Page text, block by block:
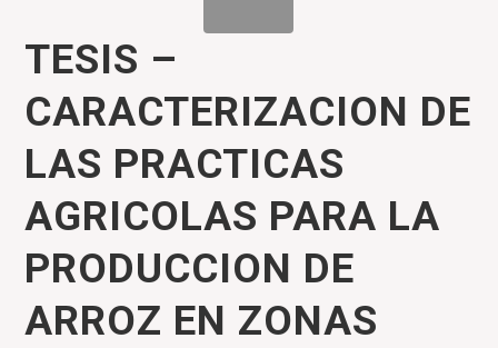
TESIS –
CARACTERIZACION DE
LAS PRACTICAS
AGRICOLAS PARA LA
PRODUCCION DE
ARROZ EN ZONAS